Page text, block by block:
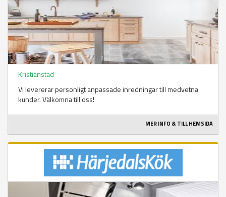
Kristianstad
Vi levererar personligt anpassade inredningar till medvetna
kunder. Välkomna till oss!
MER INFO & TILL HEMSIDA